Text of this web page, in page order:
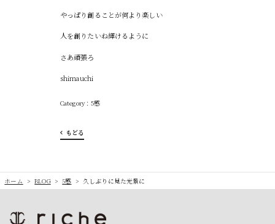
やっぱり創ることが何より楽しい
人を創りたいね輝けるように
さあ頑張ろ
shimauchi
5感
もどる
ホーム >BLOG>5感 > 久しぶりに見た光景に